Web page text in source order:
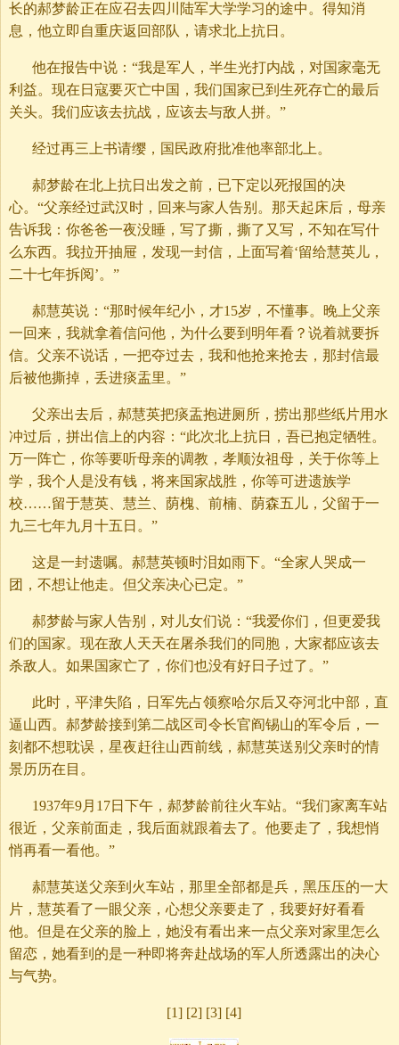
长的郝梦龄正在应召去四川陆军大学学习的途中。得知消
息，他立即自重庆返回部队，请求北上抗日。
他在报告中说：“我是军人，半生光打内战，对国家毫无
利益。现在日寇要灭亡中国，我们国家已到生死存亡的最后
关头。我们应该去抗战，应该去与敌人拼。”
经过再三上书请缨，国民政府批准他率部北上。
郝梦龄在北上抗日出发之前，已下定以死报国的决
心。“父亲经过武汉时，回来与家人告别。那天起床后，母亲
告诉我：你爸爸一夜没睡，写了撕，撕了又写，不知在写什
么东西。我拉开抽屉，发现一封信，上面写着‘留给慧英儿，
二十七年拆阅’。”
郝慧英说：“那时候年纪小，才15岁，不懂事。晚上父亲
一回来，我就拿着信问他，为什么要到明年看？说着就要拆
信。父亲不说话，一把夺过去，我和他抢来抢去，那封信最
后被他撕掉，丢进痰盂里。”
父亲出去后，郝慧英把痰盂抱进厕所，捞出那些纸片用水
冲过后，拼出信上的内容：“此次北上抗日，吾已抱定牺牲。
万一阵亡，你等要听母亲的调教，孝顺汝祖母，关于你等上
学，我个人是没有钱，将来国家战胜，你等可进遗族学
校……留于慧英、慧兰、荫槐、前楠、荫森五儿，父留于一
九三七年九月十五日。”
这是一封遗嘱。郝慧英顿时泪如雨下。“全家人哭成一
团，不想让他走。但父亲决心已定。”
郝梦龄与家人告别，对儿女们说：“我爱你们，但更爱我
们的国家。现在敌人天天在屠杀我们的同胞，大家都应该去
杀敌人。如果国家亡了，你们也没有好日子过了。”
此时，平津失陷，日军先占领察哈尔后又夺河北中部，直
逼山西。郝梦龄接到第二战区司令长官阎锡山的军令后，一
刻都不想耽误，星夜赶往山西前线，郝慧英送别父亲时的情
景历历在目。
1937年9月17日下午，郝梦龄前往火车站。“我们家离车站
很近，父亲前面走，我后面就跟着去了。他要走了，我想悄
悄再看一看他。”
郝慧英送父亲到火车站，那里全部都是兵，黑压压的一大
片，慧英看了一眼父亲，心想父亲要走了，我要好好看看
他。但是在父亲的脸上，她没有看出来一点父亲对家里怎么
留恋，她看到的是一种即将奔赴战场的军人所透露出的决心
与气势。
[1] [2] [3] [4]